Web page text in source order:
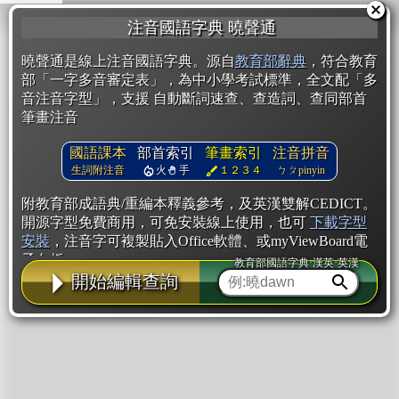
注音國語字典 曉聲通
曉聲通是線上注音國語字典。源自教育部辭典 ，符合教育
部「一字多音審定表」，為中小學考試標準，全文配「多
音注音字型」，支援 自動斷詞速查、查造詞、查同部首
筆畫注音
國語課本
生詞附注音
部首索引
火 手
筆畫索引
１２３４
注音拼音
ㄅㄆpinyin
附教育部成語典/重編本釋義參考，及英漢雙解CEDICT。
開源字型免費商用，可免安裝線上使用，也可 下載字型
安裝 ，注音字可複製貼入Office軟體、或myViewBoard電
子白板。
辭典使用方法 注音IVS字型編輯器
開始編輯查詢
教育部國語字典·漢英·英漢